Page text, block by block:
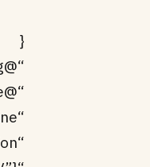
{
“@context”: “https://schema.org”,
“@type”: “Article”,
“headline”: “كيفية كتابة سيرة ذاتية لحديثي التخرج لمن لا يملكون خبرة”,
“description”: “هيكل السيرة الذاتية لحديث التخرج السعودي مع برامج تمهير وHRDF وكيفية إبراز المشاريع بدلاً من الخبرة”,